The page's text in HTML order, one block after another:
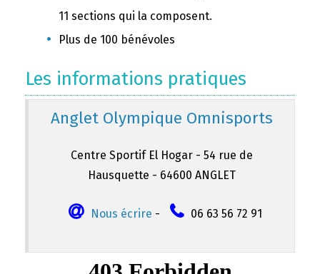
11 sections qui la composent.
Plus de 100 bénévoles
Les informations pratiques
Anglet Olympique Omnisports
Centre Sportif El Hogar - 54 rue de
Hausquette - 64600 ANGLET
Nous écrire - 06 63 56 72 91